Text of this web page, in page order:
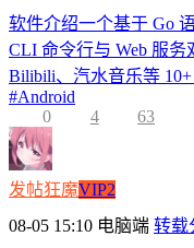
软件介绍一个基于 Go
CLI 命令行与 Web 服务
Bilibili、汽水音乐等 10+
#Android
0
4 63
发帖狂魔VIP2
08-05 15:10 电脑端 转载